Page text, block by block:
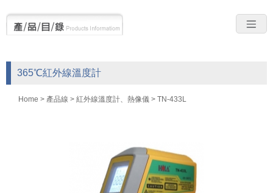
365℃紅外線溫度計
Home > 產品線 > 紅外線溫度計、熱像儀 > TN-433L